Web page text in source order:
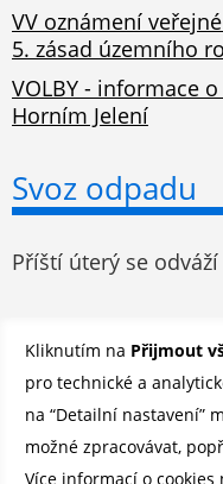
VV oznámení
5. zásad územního
VOLBY - informace
Horním Jelení
Svoz odpadu
Příští úterý se odváží
Odběr
Registrovat se
Kliknutím na Přijmout
pro technické a
na “Detailní nastavení”
možné zpracovávat,
Více informací o cookies